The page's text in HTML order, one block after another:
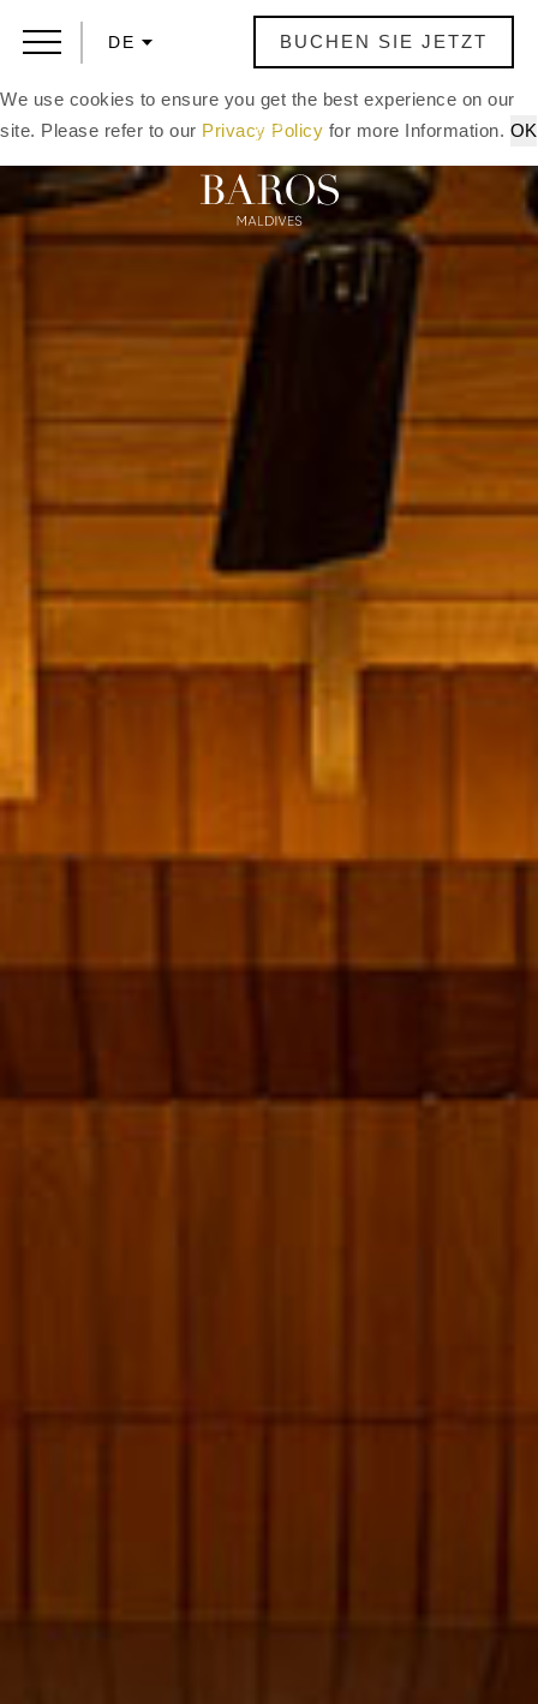
DE BUCHEN SIE JETZT
We use cookies to ensure you get the best experience on our
site. Please refer to our Privacy Policy for more Information. OK